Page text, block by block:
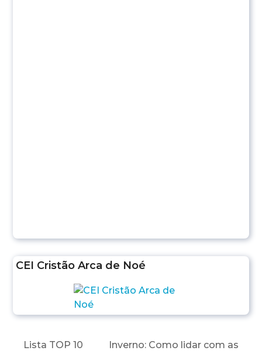
CEI Cristão Arca de Noé
Lista TOP 10
Inverno: Como lidar com as